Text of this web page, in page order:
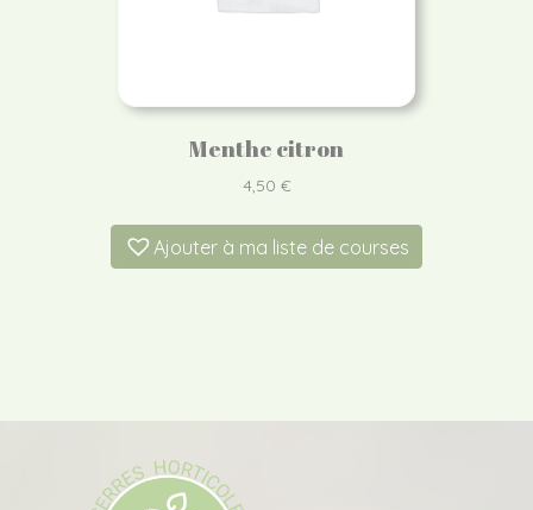
Menthe citron
4,50 €
Ajouter à ma liste de courses